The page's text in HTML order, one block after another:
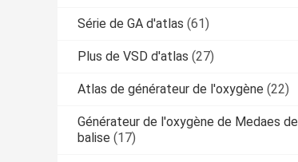
Série de GA d'atlas (61)
Plus de VSD d'atlas (27)
Atlas de générateur de l'oxygène (22)
Générateur de l'oxygène de Medaes de
balise (17)